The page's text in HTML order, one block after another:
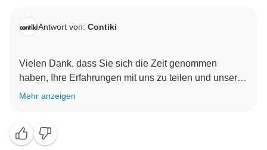
Antwort von: Contiki
Vielen Dank, dass Sie sich die Zeit genommen
haben, Ihre Erfahrungen mit uns zu teilen und unser
Mehr anzeigen